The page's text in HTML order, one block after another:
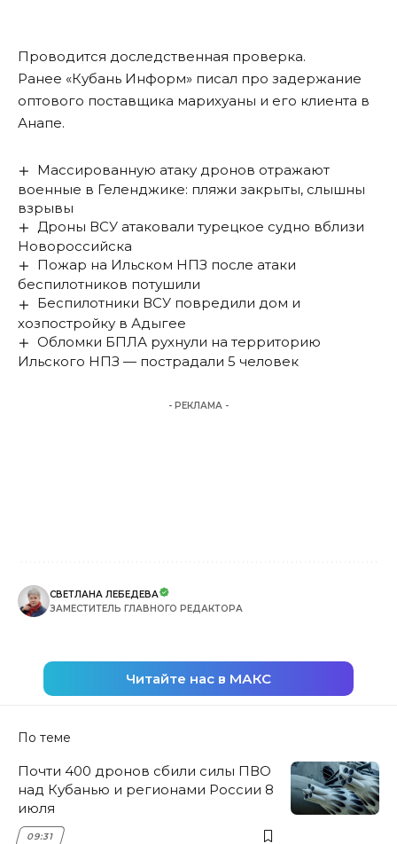
Проводится доследственная проверка.
Ранее «Кубань Информ» писал про задержание
оптового поставщика марихуаны и его клиента в
Анапе.
Массированную атаку дронов отражают
военные в Геленджике: пляжи закрыты, слышны
взрывы
Дроны ВСУ атаковали турецкое судно вблизи
Новороссийска
Пожар на Ильском НПЗ после атаки
беспилотников потушили
Беспилотники ВСУ повредили дом и
хозпостройку в Адыгее
Обломки БПЛА рухнули на территорию
Ильского НПЗ — пострадали 5 человек
- РЕКЛАМА -
СВЕТЛАНА ЛЕБЕДЕВА
ЗАМЕСТИТЕЛЬ ГЛАВНОГО РЕДАКТОРА
Читайте нас в МАКС
По теме
Почти 400 дронов сбили силы ПВО
над Кубанью и регионами России 8
июля
09:31